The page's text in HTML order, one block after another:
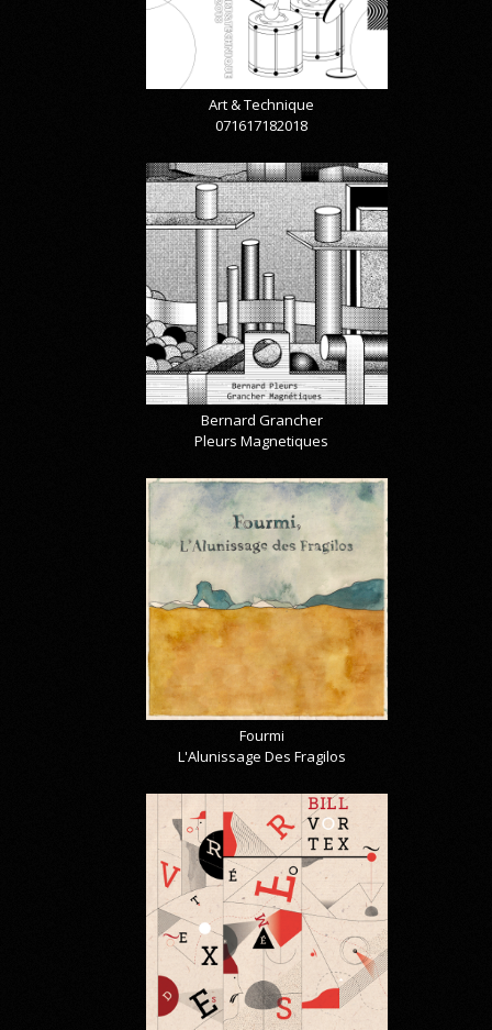
Art & Technique
071617182018
Bernard Grancher
Pleurs Magnetiques
Fourmi
L'Alunissage Des Fragilos